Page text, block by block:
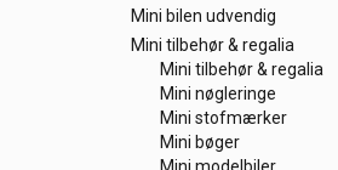
Mini bilen udvendig
Mini tilbehør & regalia
Mini tilbehør & regalia
Mini nøgleringe
Mini stofmærker
Mini bøger